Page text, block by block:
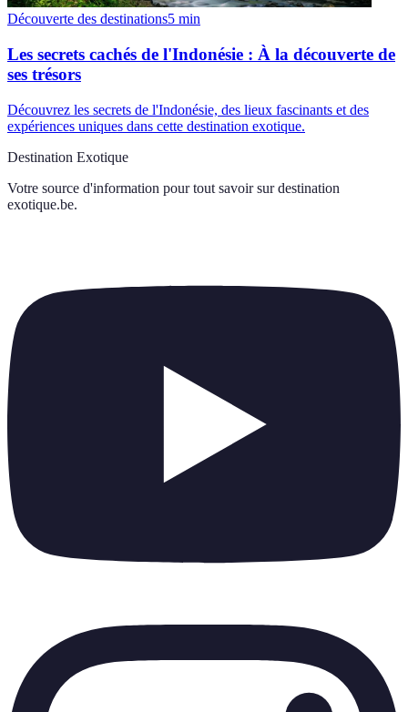
Découverte des destinations5 min
Les secrets cachés de l'Indonésie : À la découverte de
ses trésors
Découvrez les secrets de l'Indonésie, des lieux fascinants et des
expériences uniques dans cette destination exotique.
Destination Exotique
Votre source d'information pour tout savoir sur destination
exotique.be.